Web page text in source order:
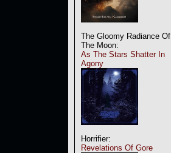
The Gloomy Radiance Of
The Moon:
As The Stars Shatter In
Agony
Horrifier:
Revelations Of Gore